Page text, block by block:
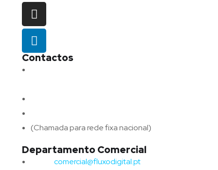
Contactos
(Chamada para rede fixa nacional)
Departamento Comercial
comercial@fluxodigital.pt